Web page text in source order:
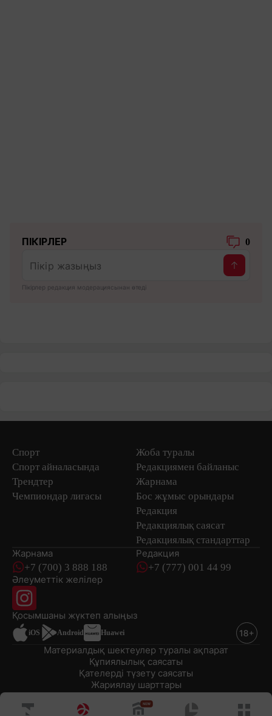
ПІКІРЛЕР 0
Пікірлер редакция модерациясынан өтеді
Спорт
Спорт айналасында
Трендтер
Чемпиондар лигасы
Жоба туралы
Редакциямен байланыс
Жарнама
Бос жұмыс орындары
Редакция
Редакциялық саясат
Редакциялық стандарттар
Жарнама
+7 (700) 3 888 188
Редакция
+7 (777) 001 44 99
Әлеуметтік желілер
Қосымшаны жүктеп алыңыз
iOS Android Huawei
Жариялау шарттары
Қателерді түзету саясаты
Құпиялылық саясаты
Материалдық шектеулер туралы ақпарат